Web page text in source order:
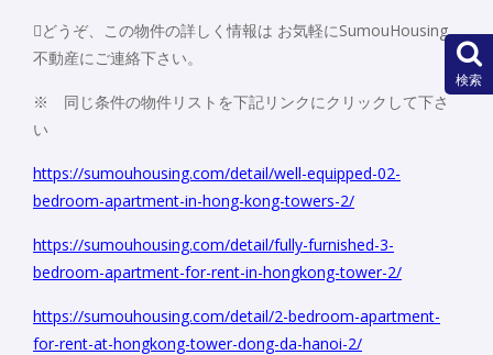
どうぞ、この物件の詳しく情報は お気軽にSumouHousing
不動産にご連絡下さい。
※ 同じ条件の物件リストを下記リンクにクリックして下さ
い
https://sumouhousing.com/detail/well-equipped-02-
bedroom-apartment-in-hong-kong-towers-2/
https://sumouhousing.com/detail/fully-furnished-3-
bedroom-apartment-for-rent-in-hongkong-tower-2/
https://sumouhousing.com/detail/2-bedroom-apartment-
for-rent-at-hongkong-tower-dong-da-hanoi-2/
検索